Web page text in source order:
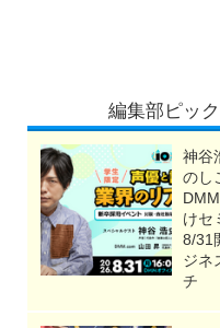
編集部ピッ
神谷
のし
けセ
8/31
ジネ
チ